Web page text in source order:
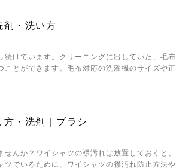
剤・洗い方
けています。クリーニングに出していた、毛布
とができます。毛布対応の洗濯機のサイズや正
・洗剤｜ブラシ
んか？ワイシャツの襟汚れは放置しておくと、
でいるために、ワイシャツの襟汚れ防止方法や